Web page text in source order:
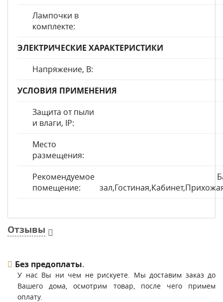
Лампочки в
комплекте:
ЭЛЕКТРИЧЕСКИЕ ХАРАКТЕРИСТИКИ
Напряжение, В:
УСЛОВИЯ ПРИМЕНЕНИЯ
Защита от пыли
и влаги, IP:
Место
размещения:
Рекомендуемое
помещение:
Отзывы
Без предоплаты.
У нас Вы ни чем не рискуете. Мы доставим заказ до
Вашего дома, осмотрим товар, после чего примем
оплату.